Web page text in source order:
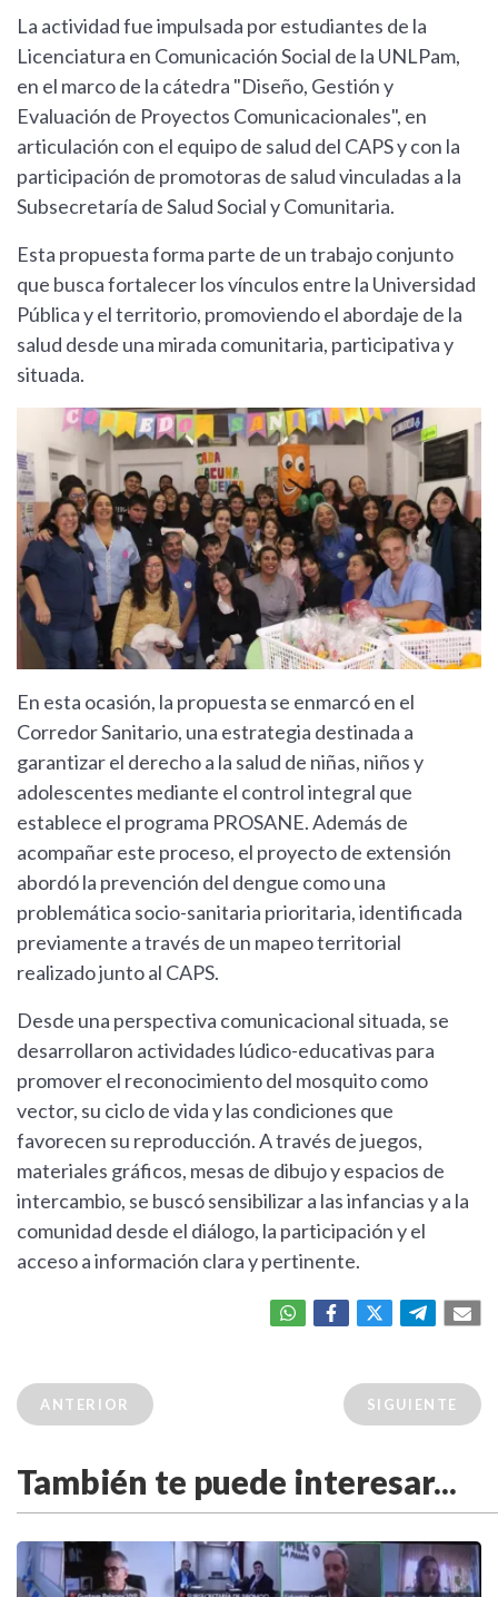
La actividad fue impulsada por estudiantes de la
Licenciatura en Comunicación Social de la UNLPam,
en el marco de la cátedra "Diseño, Gestión y
Evaluación de Proyectos Comunicacionales", en
articulación con el equipo de salud del CAPS y con la
participación de promotoras de salud vinculadas a la
Subsecretaría de Salud Social y Comunitaria.
Esta propuesta forma parte de un trabajo conjunto
que busca fortalecer los vínculos entre la Universidad
Pública y el territorio, promoviendo el abordaje de la
salud desde una mirada comunitaria, participativa y
situada.
En esta ocasión, la propuesta se enmarcó en el
Corredor Sanitario, una estrategia destinada a
garantizar el derecho a la salud de niñas, niños y
adolescentes mediante el control integral que
establece el programa PROSANE. Además de
acompañar este proceso, el proyecto de extensión
abordó la prevención del dengue como una
problemática socio-sanitaria prioritaria, identificada
previamente a través de un mapeo territorial
realizado junto al CAPS.
Desde una perspectiva comunicacional situada, se
desarrollaron actividades lúdico-educativas para
promover el reconocimiento del mosquito como
vector, su ciclo de vida y las condiciones que
favorecen su reproducción. A través de juegos,
materiales gráficos, mesas de dibujo y espacios de
intercambio, se buscó sensibilizar a las infancias y a la
comunidad desde el diálogo, la participación y el
acceso a información clara y pertinente.
ANTERIOR SIGUIENTE
También te puede interesar...